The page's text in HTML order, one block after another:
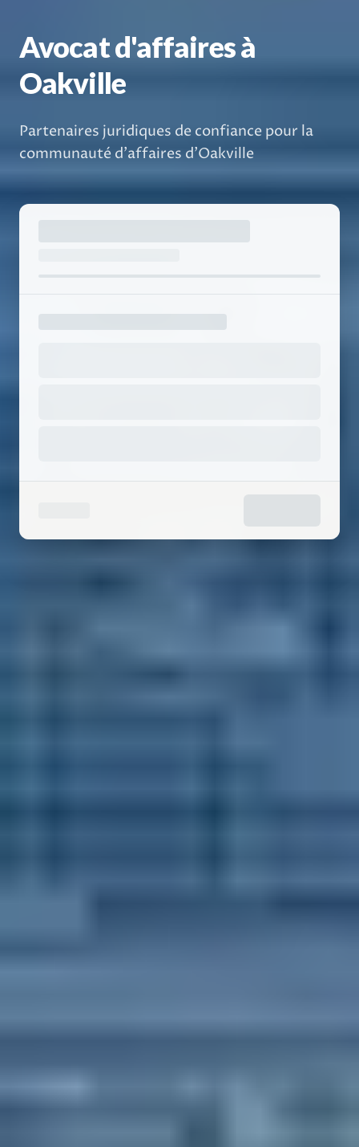
Avocat d'affaires à
Oakville
Partenaires juridiques de confiance pour la
communauté d'affaires d'Oakville